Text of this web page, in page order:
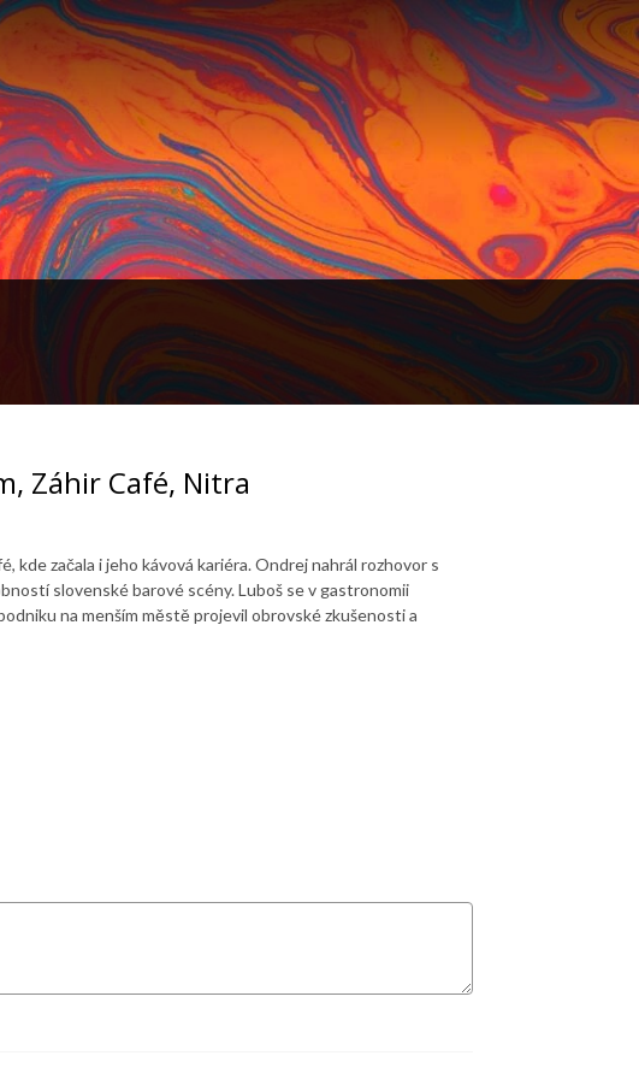
Záhir Café, Nitra
kde začala i jeho kávová kariéra. Ondrej nahrál rozhovor s
slovenské barové scény. Luboš se v gastronomii
na menším městě projevil obrovské zkušenosti a